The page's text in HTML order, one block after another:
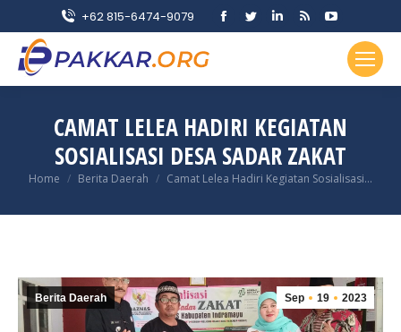
+62 815-6474-9079
Facebook
in
window
Twitter
in
window
Linkedin
in
window
Rss
opens
in
window
YouTube
page
opens
in
window
CAMAT LELEA HADIRI KEGIATAN
SOSIALISASI DESA SADAR ZAKAT
You are here:
Home Berita Daerah Camat Lelea Hadiri Kegiatan Sosialisasi…
Sep 19 2023
Berita Daerah